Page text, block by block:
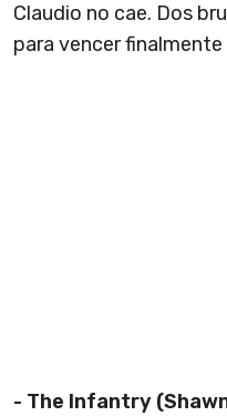
Claudio no cae. Dos
para vencer finalmente
- The Infantry